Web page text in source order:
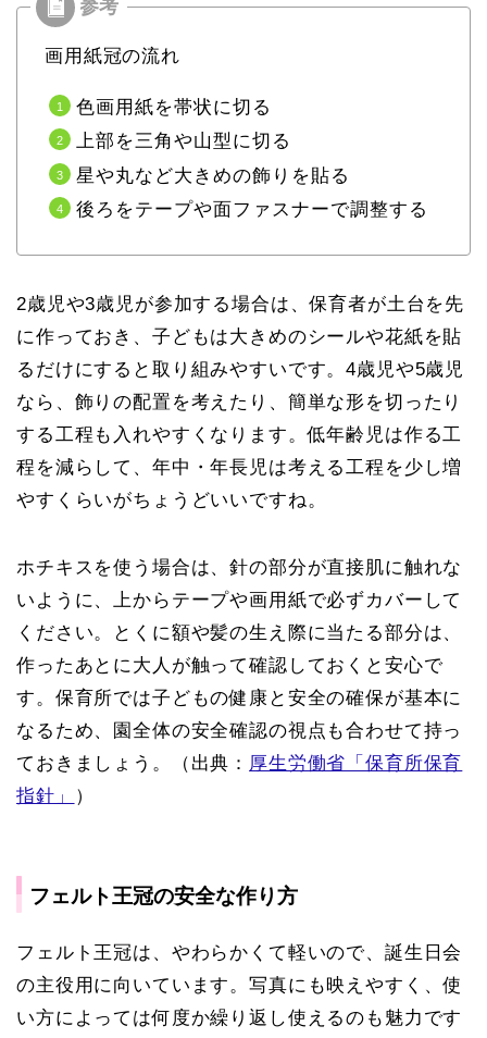
画用紙冠の流れ
色画用紙を帯状に切る
上部を三角や山型に切る
星や丸など大きめの飾りを貼る
後ろをテープや面ファスナーで調整する
2歳児や3歳児が参加する場合は、保育者が土台を先
に作っておき、子どもは大きめのシールや花紙を貼
るだけにすると取り組みやすいです。4歳児や5歳児
なら、飾りの配置を考えたり、簡単な形を切ったり
する工程も入れやすくなります。低年齢児は作る工
程を減らして、年中・年長児は考える工程を少し増
やす くらいがちょうどいいですね。
ホチキスを使う場合は、針の部分が直接肌に触れな
いように、上からテープや画用紙で必ずカバーして
ください。とくに額や髪の生え際に当たる部分は、
作ったあとに大人が触って確認しておくと安心で
す。保育所では子どもの健康と安全の確保が基本に
なるため、園全体の安全確認の視点も合わせて持っ
ておきましょう。（出典： 厚生労働省「保育所保育
指針」
）
フェルト王冠の安全な作り方
フェルト王冠は、やわらかくて軽いので、誕生日会
の主役用に向いています。写真にも映えやすく、使
い方によっては何度か繰り返し使えるのも魅力です